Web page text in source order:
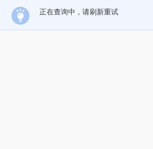
正在查询中，请刷新重试